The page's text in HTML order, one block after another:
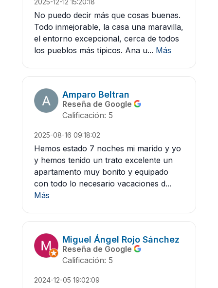
2025-12-12 15:20:18
No puedo decir más que cosas buenas.
Todo inmejorable, la casa una maravilla,
el entorno excepcional, cerca de todos
los pueblos más típicos. Ana u... Más
Amparo Beltran
Reseña de Google
Calificación: 5
2025-08-16 09:18:02
Hemos estado 7 noches mi marido y yo
y hemos tenido un trato excelente un
apartamento muy bonito y equipado
con todo lo necesario vacaciones d...
Más
Miguel Ángel Rojo Sánchez
Reseña de Google
Calificación: 5
2024-12-05 19:02:09